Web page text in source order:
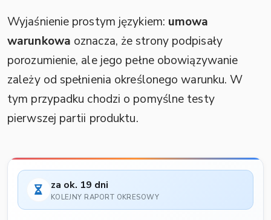
Wyjaśnienie prostym językiem: umowa
warunkowa oznacza, że strony podpisały
porozumienie, ale jego pełne obowiązywanie
zależy od spełnienia określonego warunku. W
tym przypadku chodzi o pomyślne testy
pierwszej partii produktu.
za ok. 19 dni
KOLEJNY RAPORT OKRESOWY